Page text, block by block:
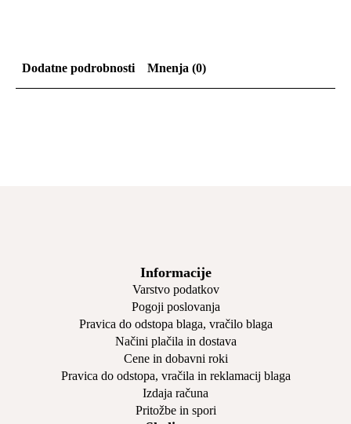
Dodatne podrobnosti Mnenja (0)
Informacije
Varstvo podatkov
Pogoji poslovanja
Pravica do odstopa blaga, vračilo blaga
Načini plačila in dostava
Cene in dobavni roki
Pravica do odstopa, vračila in reklamacij blaga
Izdaja računa
Pritožbe in spori